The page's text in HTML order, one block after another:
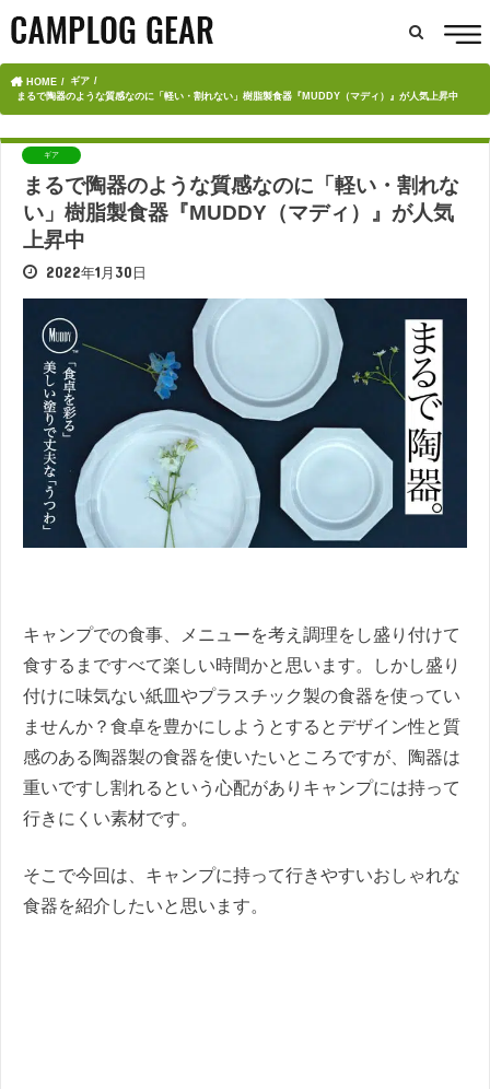
HOME
ギア
まるで陶器のような質感なのに「軽い・割れない」樹脂製食器『MUDDY（マディ）』が人気上昇中
ギア
まるで陶器のような質感なのに「軽い・割れな
い」樹脂製食器『MUDDY（マディ）』が人気
上昇中
2022年1月30日
キャンプでの食事、メニューを考え調理をし盛り付けて
食するまですべて楽しい時間かと思います。しかし盛り
付けに味気ない紙皿やプラスチック製の食器を使ってい
ませんか？食卓を豊かにしようとするとデザイン性と質
感のある陶器製の食器を使いたいところですが、陶器は
重いですし割れるという心配がありキャンプには持って
行きにくい素材です。
そこで今回は、キャンプに持って行きやすいおしゃれな
食器を紹介したいと思います。